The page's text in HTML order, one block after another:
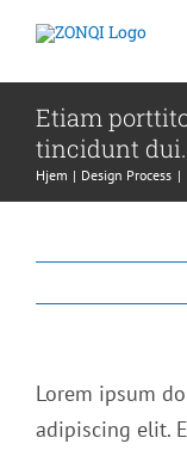
content
Etiam
tincidunt dui.
Hjem Design Process
Lorem ipsum
adipiscing elit.